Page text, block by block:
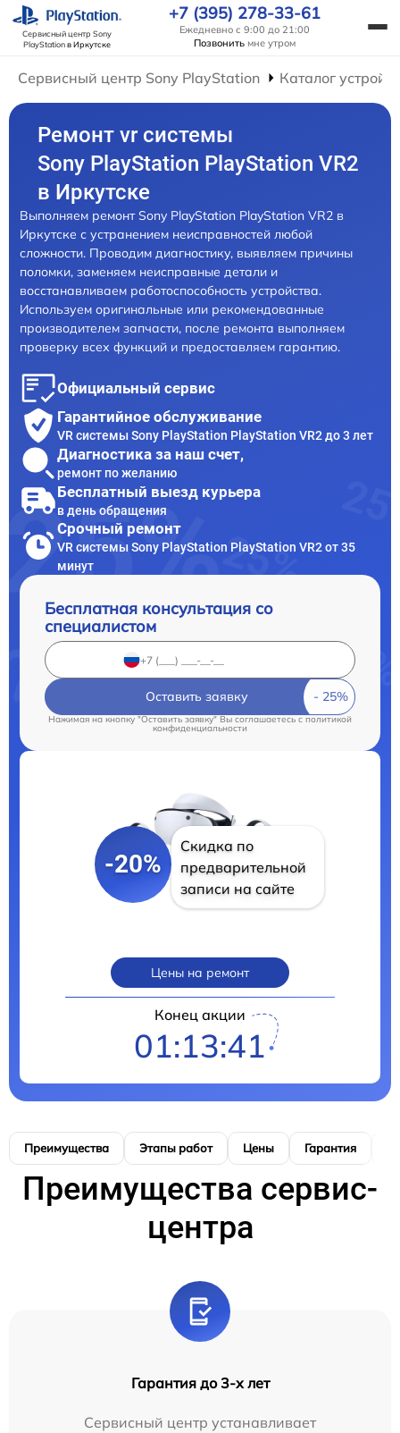
Сервисный центр Sony
PlayStationв Иркутске
+7 (395) 278-33-61
Ежедневно с 9:00 до 21:00
Позвонить мне утром
Сервисный центр Sony PlayStation Каталог
Ремонт vr системы
Sony PlayStation PlayStation VR2
в Иркутске
Выполняем ремонт Sony PlayStation PlayStation VR2 в
Иркутске с устранением неисправностей любой
сложности. Проводим диагностику, выявляем причины
поломки, заменяем неисправные детали и
восстанавливаем работоспособность устройства.
Используем оригинальные или рекомендованные
производителем запчасти, после ремонта выполняем
проверку всех функций и предоставляем гарантию.
Официальный сервис
Гарантийное обслуживание
VR системы Sony PlayStation PlayStation VR2 до 3 лет
Диагностика за наш счет,
ремонт по желанию
Бесплатный выезд курьера
в день обращения
Срочный ремонт
VR системы Sony PlayStation PlayStation VR2 от 35
минут
Бесплатная консультация со
специалистом
Оставить заявку
Нажимая на кнопку "Оставить заявку" Вы соглашаетесь cполитикой
конфиденциальности
-20%
Скидка по
предварительной
записи на сайте
Цены на ремонт
Конец акции
01:13:40
Преимущества Этапы работ Цены Гарантия
Преимущества сервис-
центра
Гарантия до 3-х лет
Сервисный центр устанавливает